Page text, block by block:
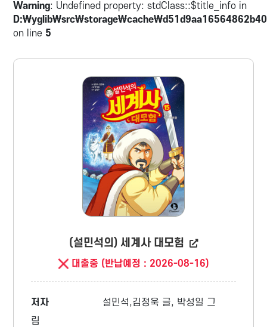
들의 고민을 결코 가볍지 않고 진중하게 다루었
다.
Warning: Undefined property: stdClass::$title_info in
on line 5
(설민석의) 세계사 대모험
대출중 (반납예정 : 2026-08-16)
저자
설민석,김정욱 글, 박성일 그
림